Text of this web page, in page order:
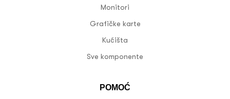
Monitori
Grafičke karte
Kućišta
Sve komponente
POMOĆ